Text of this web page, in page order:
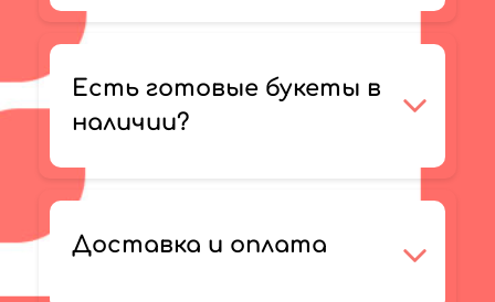
Есть готовые букеты в
наличии?
Доставка и оплата